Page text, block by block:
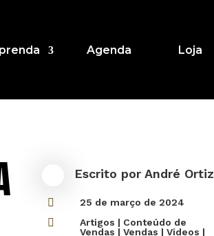
Agenda Loja
Escrito porAndré Ortiz
 25 de março de 2024
 Artigos | Conteúdo de
Vendas |Vendas |Videos |